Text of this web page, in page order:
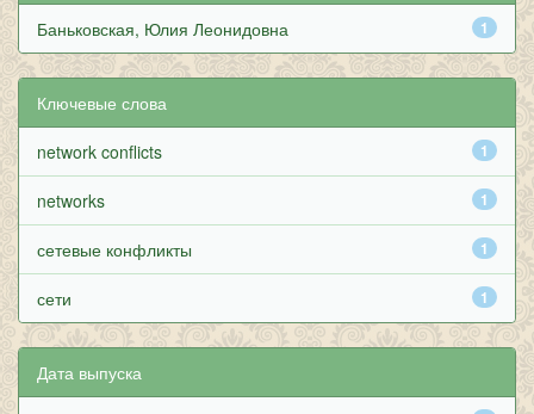
1
Баньковская, Юлия Леонидовна
Ключевые слова
1
network conflicts
1
networks
1
сетевые конфликты
1
сети
Дата выпуска